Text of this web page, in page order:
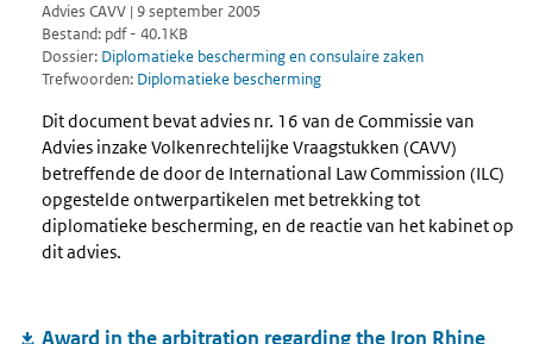
Advies CAVV | 9 september 2005
Bestand: pdf - 40.1KB
Dossier: Diplomatieke bescherming en consulaire zaken
Trefwoorden: Diplomatieke bescherming
Dit document bevat advies nr. 16 van de Commissie van
Advies inzake Volkenrechtelijke Vraagstukken (CAVV)
betreffende de door de International Law Commission (ILC)
opgestelde ontwerpartikelen met betrekking tot
diplomatieke bescherming, en de reactie van het kabinet op
dit advies.
Award in the arbitration regarding the Iron Rhine